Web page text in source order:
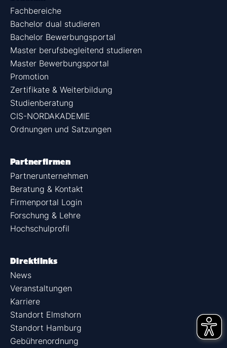
Fachbereiche
Bachelor dual studieren
Bachelor Bewerbungsportal
Master berufsbegleitend studieren
Master Bewerbungsportal
Promotion
Zertifikate & Weiterbildung
Studienberatung
CIS-NORDAKADEMIE
Ordnungen und Satzungen
Partnerfirmen
Partnerunternehmen
Beratung & Kontakt
Firmenportal Login
Forschung & Lehre
Hochschulprofil
Direktlinks
News
Veranstaltungen
Karriere
Standort Elmshorn
Standort Hamburg
Gebührenordnung